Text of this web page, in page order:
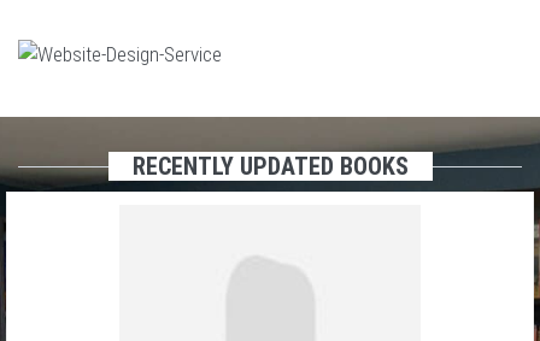
RECENTLY UPDATED BOOKS